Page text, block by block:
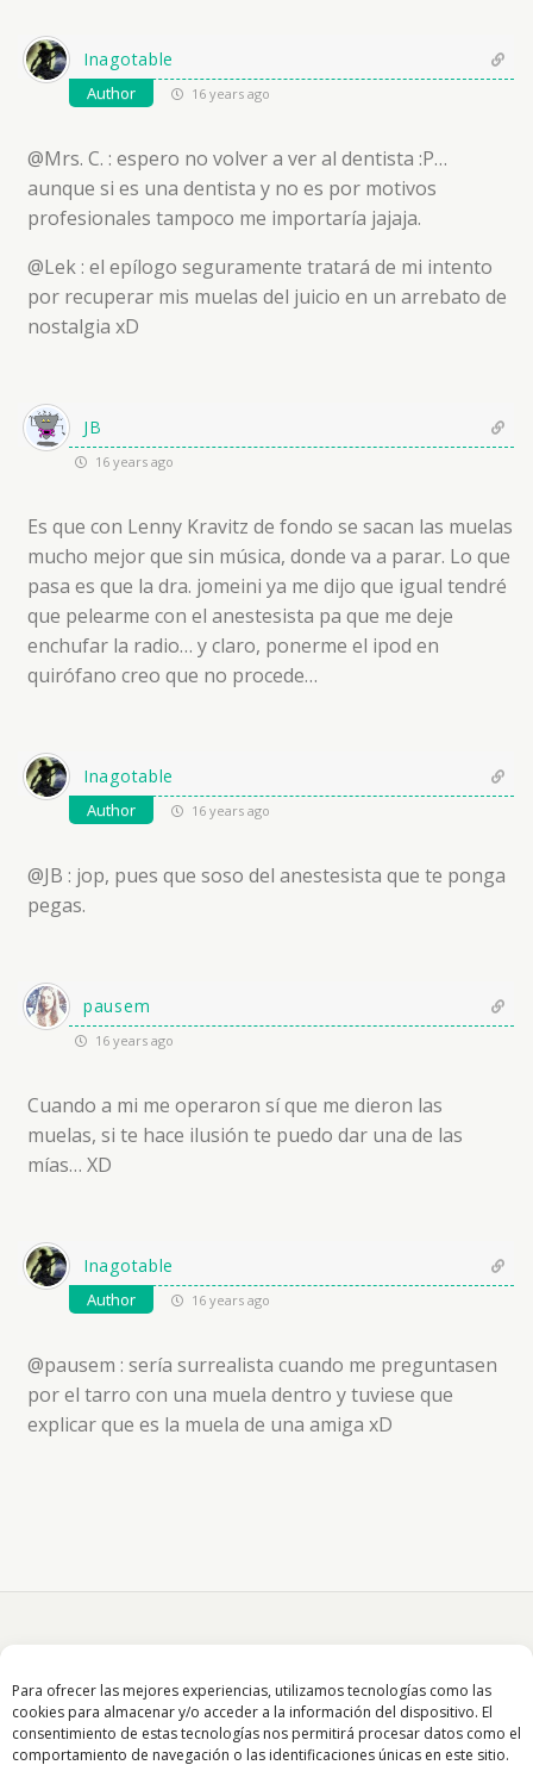
Para ofrecer las mejores experiencias, utilizamos tecnologías como las
cookies para almacenar y/o acceder a la información del dispositivo. El
consentimiento de estas tecnologías nos permitirá procesar datos como el
comportamiento de navegación o las identificaciones únicas en este sitio.
Inagotable
Author 16 years ago
@Mrs. C. : espero no volver a ver al dentista :P…
aunque si es una dentista y no es por motivos
profesionales tampoco me importaría jajaja.
@Lek : el epílogo seguramente tratará de mi intento
por recuperar mis muelas del juicio en un arrebato de
nostalgia xD
JB
16 years ago
Es que con Lenny Kravitz de fondo se sacan las muelas
mucho mejor que sin música, donde va a parar. Lo que
pasa es que la dra. jomeini ya me dijo que igual tendré
que pelearme con el anestesista pa que me deje
enchufar la radio… y claro, ponerme el ipod en
quirófano creo que no procede…
Inagotable
Author 16 years ago
@JB : jop, pues que soso del anestesista que te ponga
pegas.
pausem
16 years ago
Cuando a mi me operaron sí que me dieron las
muelas, si te hace ilusión te puedo dar una de las
mías… XD
Inagotable
Author 16 years ago
@pausem : sería surrealista cuando me preguntasen
por el tarro con una muela dentro y tuviese que
explicar que es la muela de una amiga xD
Volver arriba